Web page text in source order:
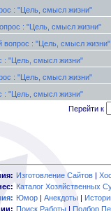
: "Цель, смысл жизни"
: "Цель, смысл жизни"
вопрос : "Цель, смысл жизни"
: "Цель, смысл жизни"
: "Цель, смысл жизни"
: "Цель, смысл жизни"
Перейти к
Изготовление Сайтов |
Каталог Хозяйственных
Юмор | Анекдоты |
Поиск Работы | Подбор